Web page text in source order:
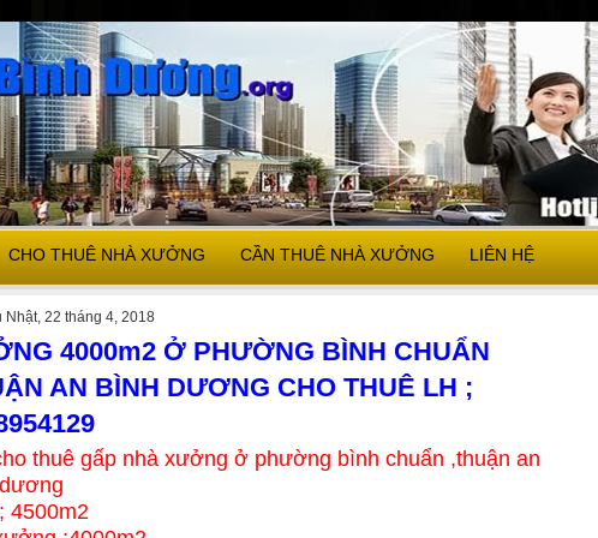
CHO THUÊ NHÀ XƯỞNG CẦN THUÊ NHÀ XƯỞNG LIÊN HỆ
Nhật, 22 tháng 4, 2018
4000m2 Ở PHƯỜNG BÌNH CHUẨN
AN BÌNH DƯƠNG CHO THUÊ LH ;
thuê gấp nhà xưởng ở phường bình chuẩn ,thuận an
4500m2